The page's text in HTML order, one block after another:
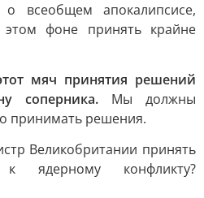
всеобщем апокалипсисе,
фоне принять крайне
мяч принятия решений
соперника. Мы должны
принимать решения.
Великобритании принять
ядерному конфликту?